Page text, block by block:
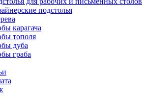
подстолья
карагача
тополя
дуба
граба